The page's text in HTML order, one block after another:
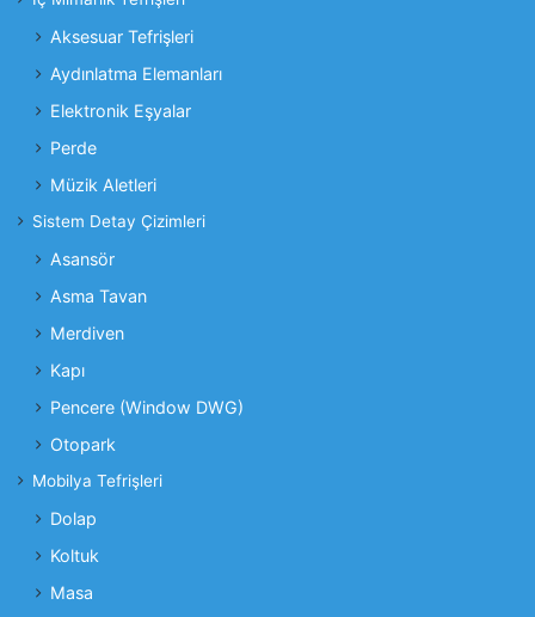
Aksesuar Tefrişleri
Aydınlatma Elemanları
Elektronik Eşyalar
Perde
Müzik Aletleri
Sistem Detay Çizimleri
Asansör
Asma Tavan
Merdiven
Kapı
Pencere (Window DWG)
Otopark
Mobilya Tefrişleri
Dolap
Koltuk
Masa